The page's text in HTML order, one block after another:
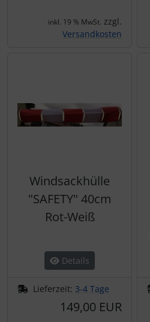
inkl. 19 % MwSt. zzgl.
Versandkosten
Windsackhülle
"SAFETY" 40cm
Rot-Weiß
Details
Lieferzeit: 3-4 Tage
149,00 EUR